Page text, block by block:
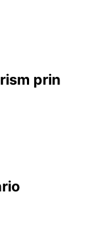
prin